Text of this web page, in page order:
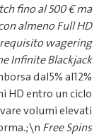
bonus live–
valido sui
sui giochi RTP
turnover
giocato
alta la fedeltà